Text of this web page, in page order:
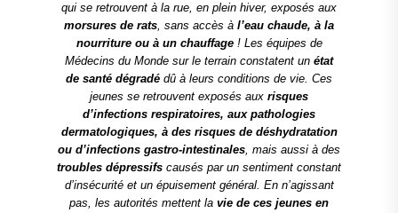
qui se retrouvent à la rue, en plein hiver, exposés aux
morsures de rats, sans accès à l’eau chaude, à la
nourriture ou à un chauffage! Les équipes de
Médecins du Monde sur le terrain constatent un état
de santé dégradé dû à leurs conditions de vie. Ces
jeunes se retrouvent exposés aux risques
d’infections respiratoires, aux pathologies
dermatologiques, à des risques de déshydratation
ou d’infections gastro-intestinales, mais aussi à des
troubles dépressifs causés par un sentiment constant
d’insécurité et un épuisement général. En n’agissant
pas, les autorités mettent la vie de ces jeunes en